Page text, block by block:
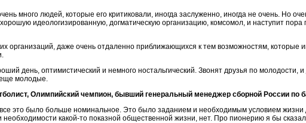
много людей, которые его критиковали, иногда заслуженно, иногда не очень. Но
идеологизированную, догматическую организацию, комсомол, и наступит пора
организаций, даже очень отдаленно приближающихся к тем возможностям, которые
день, оптимистический и немного ностальгический. Звонят друзья по молодости,
молодые.
Олимпийский чемпион, бывший генеральный менеджер сборной России по
это было больше номинальное. Это было заданием и необходимым условием жизни
необходимости какой-то показной общественной жизни, нет. Про пионерию я бы